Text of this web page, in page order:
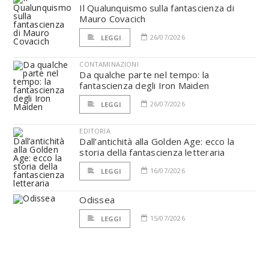
Il Qualunquismo sulla fantascienza di
Mauro Covacich
LEGGI 26/07/2026
CONTAMINAZIONI
Da qualche parte nel tempo: la
fantascienza degli Iron Maiden
LEGGI 26/07/2026
EDITORIA
Dall’antichità alla Golden Age: ecco la
storia della fantascienza letteraria
LEGGI 16/07/2026
Odissea
LEGGI 15/07/2026